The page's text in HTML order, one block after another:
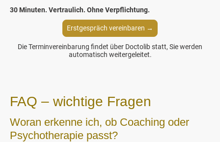
30 Minuten. Vertraulich. Ohne Verpflichtung.
Erstgespräch vereinbaren →
Die Terminvereinbarung findet über Doctolib statt, Sie werden
automatisch weitergeleitet.
FAQ – wichtige Fragen
Woran erkenne ich, ob Coaching oder
Psychotherapie passt?